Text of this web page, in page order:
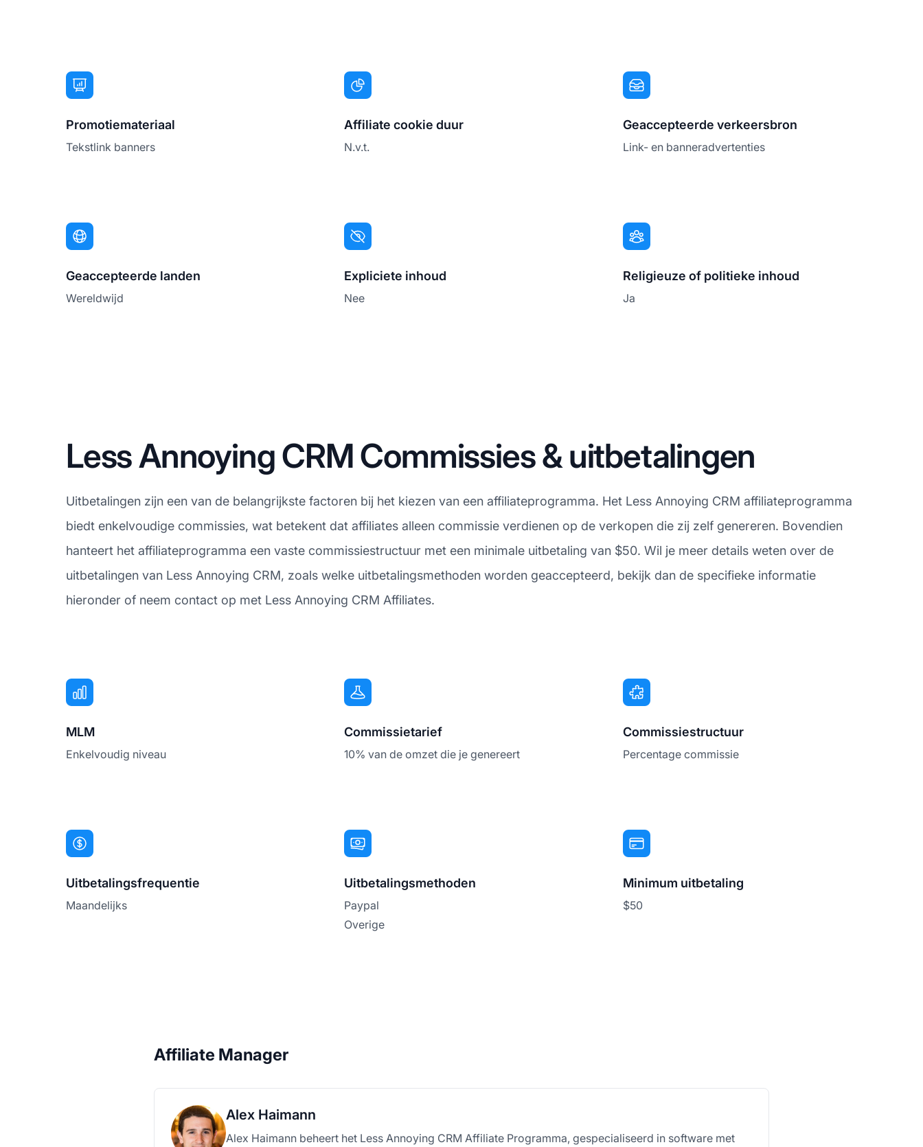
Promotiemateriaal
Tekstlink banners
Affiliate cookie duur
N.v.t.
Geaccepteerde verkeersbron
Link- en banneradvertenties
Geaccepteerde landen
Wereldwijd
Expliciete inhoud
Nee
Religieuze of politieke inhoud
Ja
Less Annoying CRM Commissies & uitbetalingen
Uitbetalingen zijn een van de belangrijkste factoren bij het kiezen van een affiliateprogramma. Het Less Annoying CRM affiliateprogramma
biedt enkelvoudige commissies, wat betekent dat affiliates alleen commissie verdienen op de verkopen die zij zelf genereren. Bovendien
hanteert het affiliateprogramma een vaste commissiestructuur met een minimale uitbetaling van $50. Wil je meer details weten over de
uitbetalingen van Less Annoying CRM, zoals welke uitbetalingsmethoden worden geaccepteerd, bekijk dan de specifieke informatie
hieronder of neem contact op met Less Annoying CRM Affiliates.
MLM
Enkelvoudig niveau
Commissietarief
10% van de omzet die je genereert
Commissiestructuur
Percentage commissie
Uitbetalingsfrequentie
Maandelijks
Uitbetalingsmethoden
Paypal
Overige
Minimum uitbetaling
$50
Affiliate Manager
Alex Haimann
Alex Haimann beheert het Less Annoying CRM Affiliate Programma, gespecialiseerd in software met